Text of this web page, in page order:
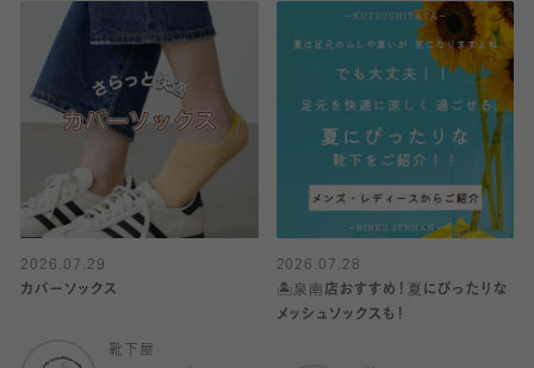
2026.07.29
カバーソックス
靴下屋
2026.07.28
🏝️泉南店おすすめ！夏にぴったりな
メッシュソックスも！